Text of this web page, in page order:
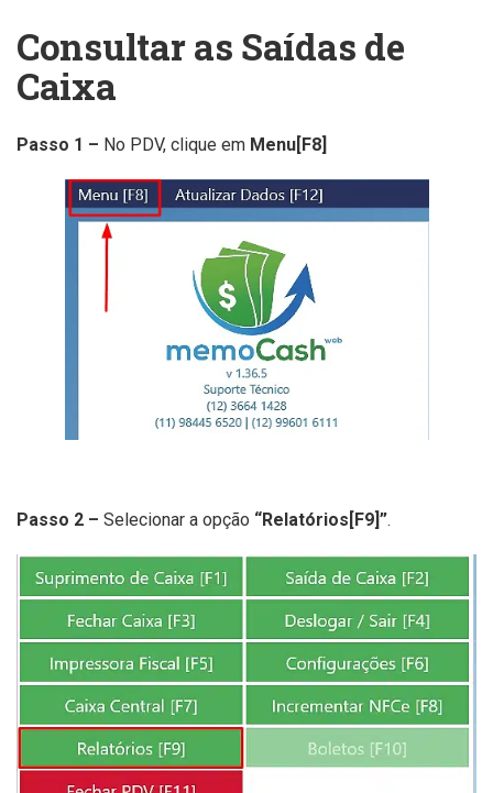
Consultar as Saídas de
Caixa
Passo 1 – No PDV, clique em Menu[F8]
Passo 2 – Selecionar a opção “Relatórios[F9]”.